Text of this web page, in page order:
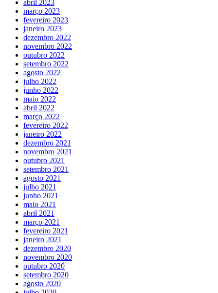
abril 2023
março 2023
fevereiro 2023
janeiro 2023
dezembro 2022
novembro 2022
outubro 2022
setembro 2022
agosto 2022
julho 2022
junho 2022
maio 2022
abril 2022
março 2022
fevereiro 2022
janeiro 2022
dezembro 2021
novembro 2021
outubro 2021
setembro 2021
agosto 2021
julho 2021
junho 2021
maio 2021
abril 2021
março 2021
fevereiro 2021
janeiro 2021
dezembro 2020
novembro 2020
outubro 2020
setembro 2020
agosto 2020